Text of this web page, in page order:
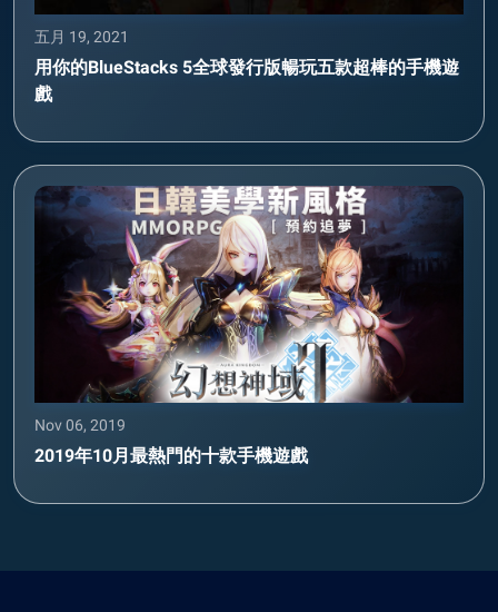
五月 19, 2021
用你的BlueStacks 5全球發行版暢玩五款超棒的手機遊
戲
Nov 06, 2019
2019年10月最熱門的十款手機遊戲